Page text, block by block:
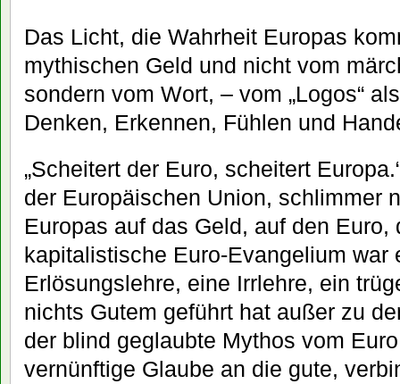
Das Licht, die Wahrheit Europas
mythischen Geld und nicht vom
sondern vom Wort, – vom „Logos“
Denken, Erkennen, Fühlen und
„Scheitert der Euro, scheitert
der Europäischen Union, schlimmer
Europas auf das Geld, auf den
kapitalistische Euro-Evangelium war
Erlösungslehre, eine Irrlehre, ein
nichts Gutem geführt hat außer zu
der blind geglaubte Mythos vom
vernünftige Glaube an die gute,